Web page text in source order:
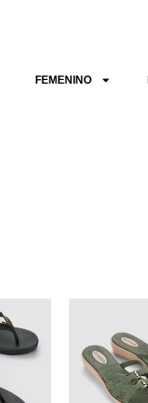
FEMENINO